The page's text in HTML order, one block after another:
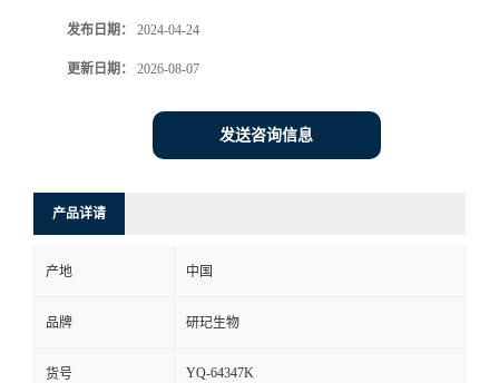
发布日期： 2024-04-24
更新日期： 2026-08-07
发送咨询信息
产品详请
产地 中国
品牌 研玘生物
货号 YQ-64347K